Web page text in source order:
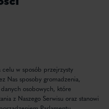
celu w sposób przejrzysty
Nas sposoby gromadzenia,
osobowych, które
z Naszego Serwisu oraz stanowi